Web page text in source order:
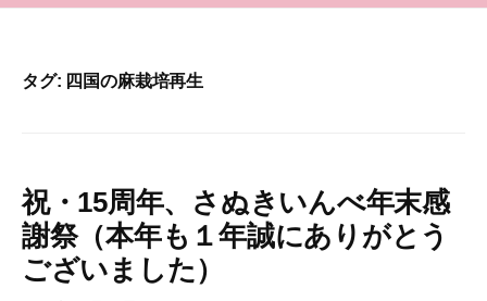
タグ: 四国の麻栽培再生
祝・15周年、さぬきいんべ年末感
謝祭（本年も１年誠にありがとう
ございました）